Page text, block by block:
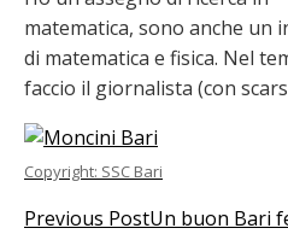
matematica, sono anche un
di matematica e fisica. Nel
faccio il giornalista (con
Copyright: SSC Bari
Previous PostUn buon Bari